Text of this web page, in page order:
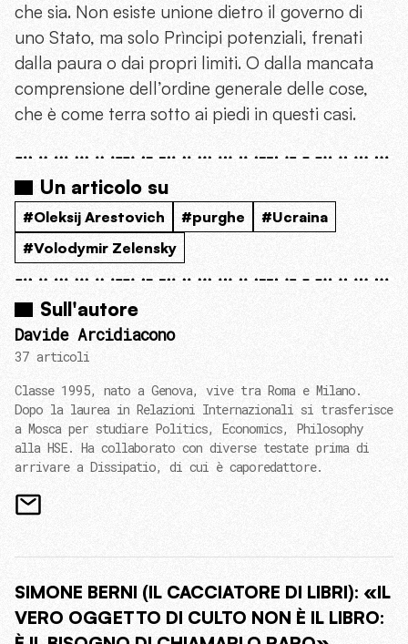
che sia. Non esiste unione dietro il governo di
uno Stato, ma solo Prìncipi potenziali, frenati
dalla paura o dai propri limiti. O dalla mancata
comprensione dell’ordine generale delle cose,
che è come terra sotto ai piedi in questi casi.
Un articolo su
#Oleksij Arestovich #purghe
#Ucraina
#Volodymir Zelensky
Sull'autore
Davide Arcidiacono
37 articoli
Classe 1995, nato a Genova, vive tra Roma e Milano.
Dopo la laurea in Relazioni Internazionali si trasferisce
a Mosca per studiare Politics, Economics, Philosophy
alla HSE. Ha collaborato con diverse testate prima di
arrivare a Dissipatio, di cui è caporedattore.
SIMONE BERNI (IL CACCIATORE DI LIBRI): «IL
VERO OGGETTO DI CULTO NON È IL LIBRO: